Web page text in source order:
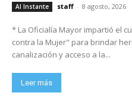
Al Instante staff - 8 agosto, 2026
* La Oficialía Mayor impartió el
contra la Mujer" para brindar
canalización y acceso a la...
Leer más